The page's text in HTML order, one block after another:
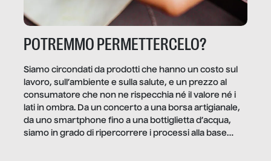
POTREMMO PERMETTERCELO?
Siamo circondati da prodotti che hanno un costo sul
lavoro, sull’ambiente e sulla salute, e un prezzo al
consumatore che non ne rispecchia né il valore né i
lati in ombra. Da un concerto a una borsa artigianale,
da uno smartphone fino a una bottiglietta d’acqua,
siamo in grado di ripercorrere i processi alla base